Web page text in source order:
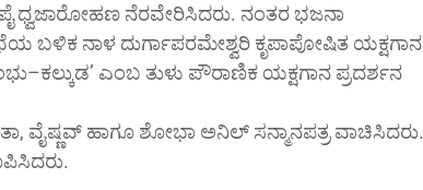
ಧ್ವಜಾರೋಹಣ ನೆರವೇರಿಸಿದರು. ನಂತರ ಭಜನಾ
ಬಳಿಕ ನಾಳ ದುರ್ಗಾಪರಮೇಶ್ವರಿ ಕೃಪಾಪೋಷಿತ ಯಕ್ಷಗಾನ
ಎಂಬ ತುಳು ಪೌರಾಣಿಕ ಯಕ್ಷಗಾನ ಪ್ರದರ್ಶನ
ವೈಷ್ಣವ್ ಹಾಗೂ ಶೋಭಾ ಅನಿಲ್ ಸನ್ಮಾನಪತ್ರ ವಾಚಿಸಿದರು.